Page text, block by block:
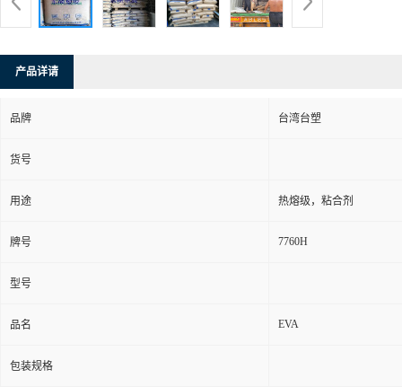
产品详请
品牌 台湾台塑
货号
用途 热熔级，粘合剂
牌号 7760H
型号
品名 EVA
包装规格